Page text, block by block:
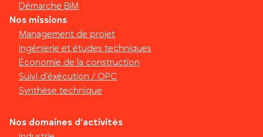
Démarche BIM
Nos missions
Management de projet
Ingénierie et études techniques
Économie de la construction
Suivi d’éxécution / OPC
Synthèse technique
Nos domaines d’activités